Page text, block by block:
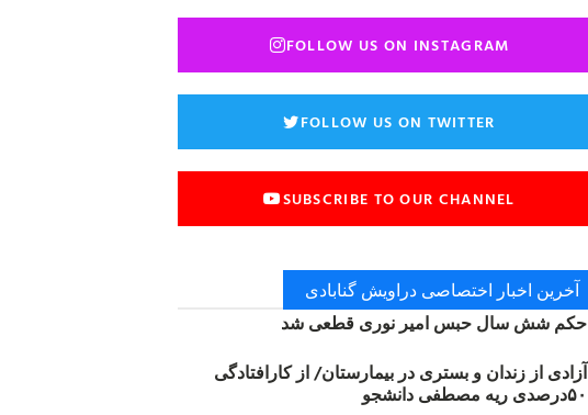
FOLLOW US ON INSTAGRAM
FOLLOW US ON TWITTER
SUBSCRIBE TO OUR CHANNEL
آخرین اخبار اختصاصی دراویش گنابادی
حکم شش سال حبس امیر نوری قطعی شد
آزادی از زندان و بستری در بیمارستان/ از کارافتادگی
۵۰درصدی ریه مصطفی دانشجو